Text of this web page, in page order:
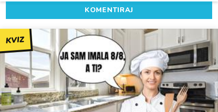
KOMENTIRAJ
KVIZ